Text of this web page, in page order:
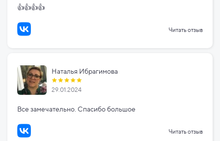
👍👍👍👍
Читать отзыв
Наталья Ибрагимова
29.01.2024
Все замечательно. Спасибо большое
Читать отзыв